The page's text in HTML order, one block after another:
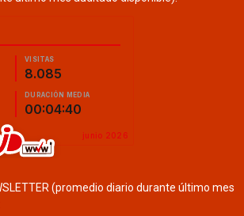
(promedio diario durante último mes